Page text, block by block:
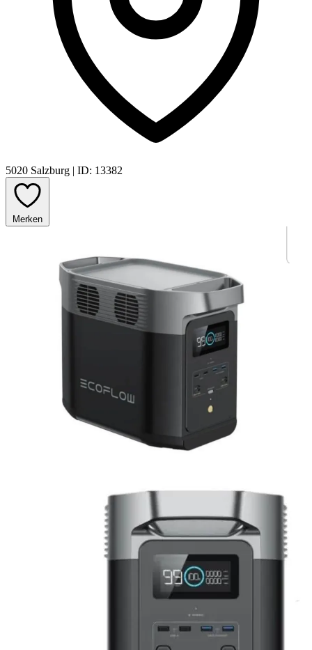
5020 Salzburg | ID: 13382
Merken